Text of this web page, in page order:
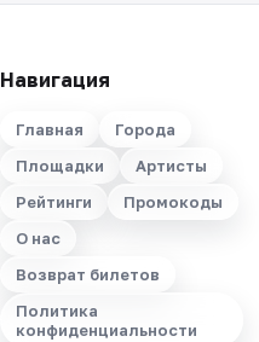
Навигация
Главная
Города
Площадки
Артисты
Рейтинги
Промокоды
О нас
Возврат билетов
Политика
конфиденциальности